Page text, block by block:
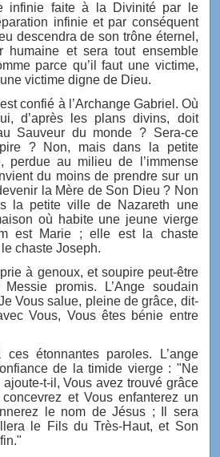
infinie faite à la Divinité par le
infinie et par conséquent
descendra de son trône éternel,
humaine et sera tout ensemble
parce qu’il faut une victime,
victime digne de Dieu.
confié à l’Archange Gabriel. Où
d’après les plans divins, doit
Sauveur du monde ? Sera-ce
? Non, mais dans la petite
perdue au milieu de l’immense
du moins de prendre sur un
la Mère de Son Dieu ? Non
la petite ville de Nazareth une
où habite une jeune vierge
est Marie ; elle est la chaste
chaste Joseph.
à genoux, et soupire peut-être
promis. L’Ange soudain
Vous salue, pleine de grâce, dit-
Vous, Vous êtes bénie entre
étonnantes paroles. L’ange
de la timide vierge : "Ne
t-il, Vous avez trouvé grâce
et Vous enfanterez un
le nom de Jésus ; Il sera
le Fils du Très-Haut, et Son